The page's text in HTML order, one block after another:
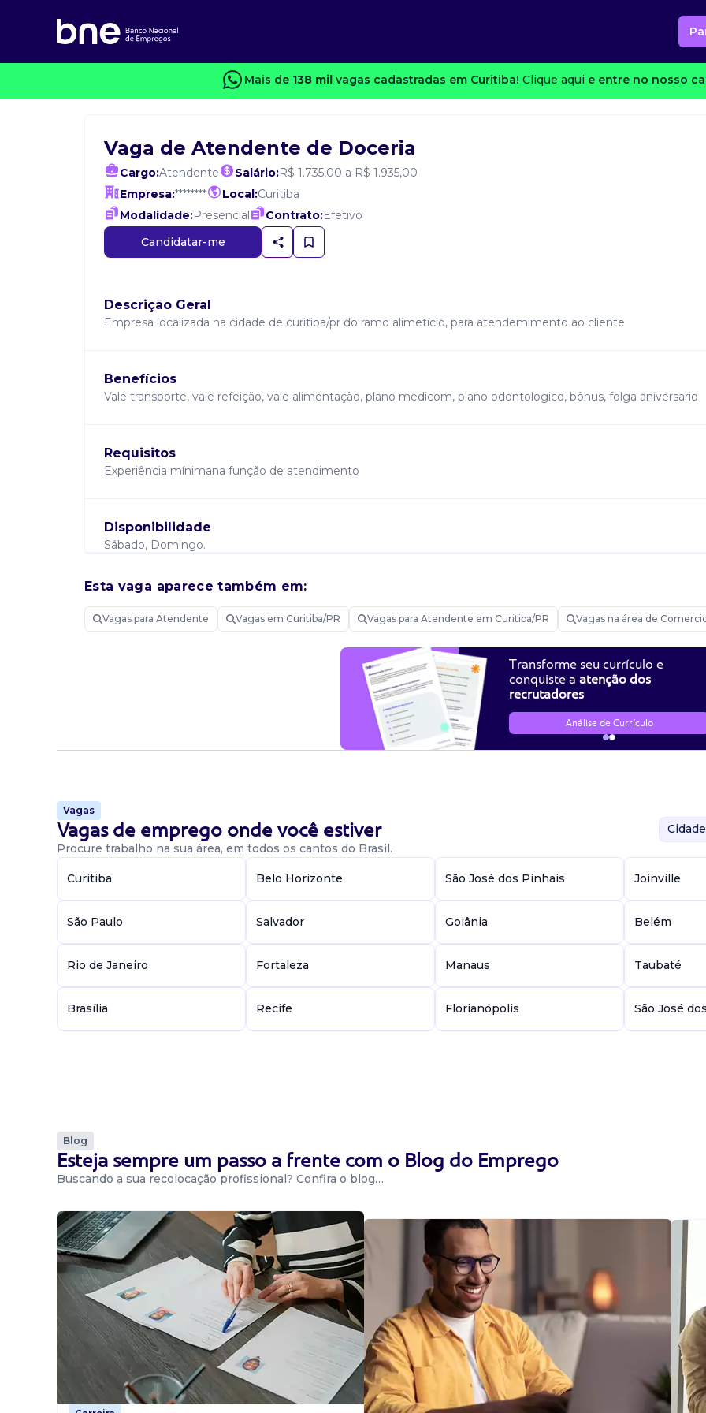
Mais de 138 milvagas cadastradas em Curitiba! Clique aqui e entre no nosso
Vaga de Atendente de Doceria
Cargo:Atendente Salário:R$ 1.735,00 a R$ 1.935,00
Empresa:******** Local:Curitiba
Modalidade:Presencial Contrato:Efetivo
Candidatar-me
Descrição Geral
Empresa localizada na cidade de curitiba/pr do ramo alimetício, para atendemimento ao cliente
Benefícios
Vale transporte, vale refeição, vale alimentação, plano medicom, plano odontologico, bônus, folga aniversario
Requisitos
Experiência mínimana função de atendimento
Disponibilidade
Sábado, Domingo.
Saiba mais sobre Atendente
Esta vaga aparece também em:
Vagas para Atendente Vagas em Curitiba/PR Vagas para Atendente em Curitiba/PR Vagas na área de
Transforme seu currículo e
conquiste a atenção dos
recrutadores
Análise de Currículo
Vagas
Vagas de emprego onde você estiver
Procure trabalho na sua área, em todos os cantos do Brasil.
Curitiba Belo Horizonte São José dos Pinhais Joinville
São Paulo Salvador Goiânia Belém
Rio de Janeiro Fortaleza Manaus Taubaté
Brasília Recife Florianópolis São José
Blog
Esteja sempre um passo a frente com o Blog do Emprego
Buscando a sua recolocação profissional? Confira o blog…